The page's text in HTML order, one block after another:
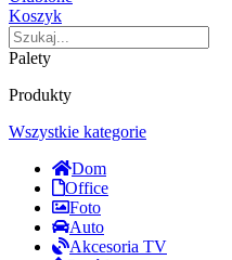
Koszyk
Palety
Produkty
Wszystkie kategorie
Dom
Office
Foto
Auto
Akcesoria TV